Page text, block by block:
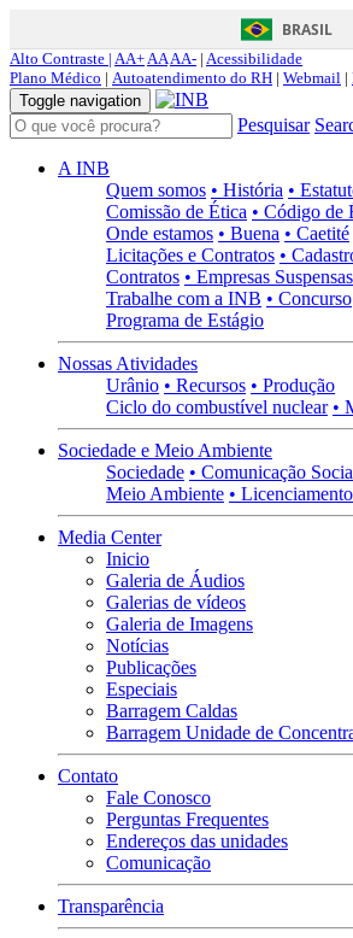
BRASIL
Alto Contraste | AA+AAAA- | Acessibilidade
Plano Médico | Autoatendimento do RH | Webmail |
Toggle navigation
Pesquisar
A INB
Quem somos • História •
Comissão de Ética • Código de
Onde estamos • Buena • Caetité
Licitações e Contratos •
Contratos • Empresas Suspensas
Trabalhe com a INB • Concurso
Programa de Estágio
Nossas Atividades
Urânio • Recursos • Produção
Ciclo do combustível nuclear •
Sociedade e Meio Ambiente
Sociedade • Comunicação
Meio Ambiente • Licenciamento
Media Center
Inicio
Galeria de Áudios
Galerias de vídeos
Galeria de Imagens
Notícias
Publicações
Especiais
Barragem Caldas
Barragem Unidade de
Contato
Fale Conosco
Perguntas Frequentes
Endereços das unidades
Comunicação
Transparência